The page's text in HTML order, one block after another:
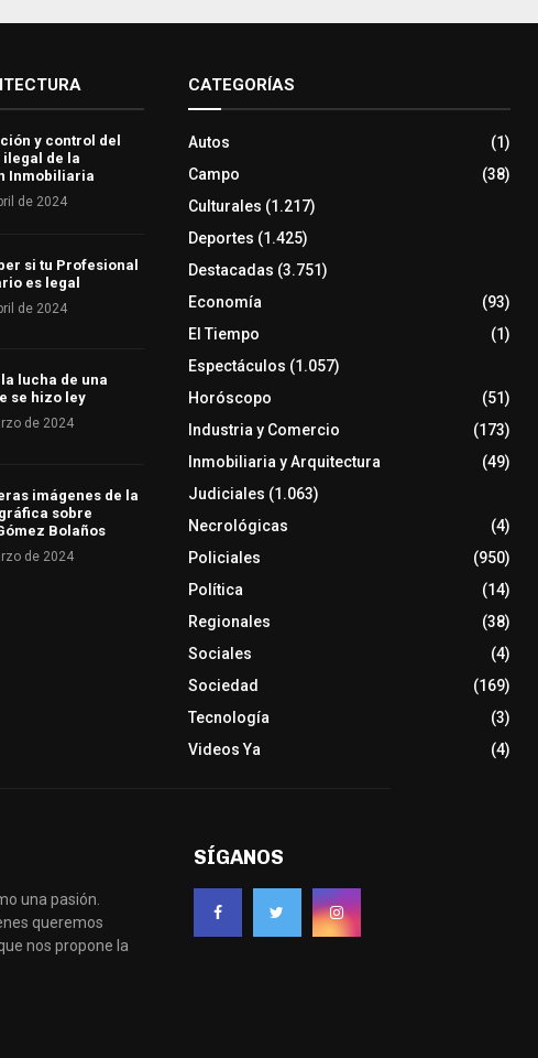
y control del
de la
Inmobiliaria
de 2024
si tu Profesional
es legal
de 2024
lucha de una
se hizo ley
de 2024
imágenes de la
sobre
Bolaños
de 2024
CATEGORÍAS
Autos
(1)
Campo
(38)
Culturales (1.217)
Deportes (1.425)
Destacadas (3.751)
Economía
(93)
El Tiempo
(1)
Espectáculos (1.057)
Horóscopo
(51)
Industria y Comercio
(173)
Inmobiliaria y Arquitectura
(49)
Judiciales (1.063)
Necrológicas
(4)
Policiales
(950)
Política
(14)
Regionales
(38)
Sociales
(4)
Sociedad
(169)
Tecnología
(3)
Videos Ya
(4)
una pasión.
queremos
nos propone la
SÍGANOS